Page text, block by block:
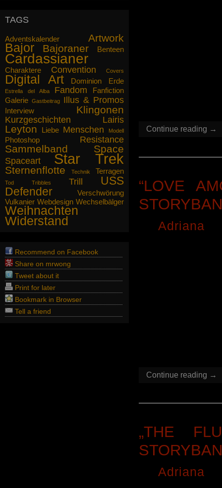
Continue reading →
“LOVE
Adriana
Continue reading →
„THE
Adriana
Abenteuern Sie nicht nur
Ihnen das Essen auf der Herdplatte
anbrennt. Wir replizieren Ihnen
gegebenenfalls etwas Neues.
Mögen die Propheten mit Ihnen sein.
gez. Captain Lairis Ilana
TAGS
Adventskalender Artwork
Bajor Bajoraner Benteen
Cardassianer
Charaktere Convention Covers
Digital Art Dominion Erde
Estrella del Alba Fandom
Fanfiction
Galerie Gastbeitrag Illus & Promos
Interview Klingonen
Kurzgeschichten Lairis
Leyton Liebe Menschen Modell
Photoshop Resistance
Sammelband Space
Spaceart Star Trek
Sternenflotte Technik Terragen
Tod Tribbles Trill
USS
Defender
Verschwörung
Vulkanier Webdesign Wechselbälger
Weihnachten
Widerstand
Recommend on Facebook
Share on mrwong
Tweet about it
Print for later
Bookmark in Browser
Tell a friend